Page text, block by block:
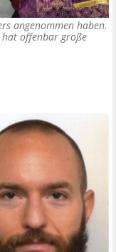
angenommen haben.
hat offenbar große